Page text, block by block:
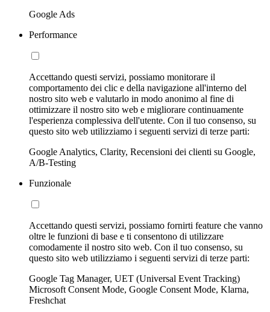
Google Ads
Performance
Accettando questi servizi, possiamo monitorare il
comportamento dei clic e della navigazione all'interno del
nostro sito web e valutarlo in modo anonimo al fine di
ottimizzare il nostro sito web e migliorare continuamente
l'esperienza complessiva dell'utente. Con il tuo consenso, su
questo sito web utilizziamo i seguenti servizi di terze parti:
Google Analytics, Clarity, Recensioni dei clienti su Google,
A/B-Testing
Funzionale
Accettando questi servizi, possiamo fornirti feature che vanno
oltre le funzioni di base e ti consentono di utilizzare
comodamente il nostro sito web. Con il tuo consenso, su
questo sito web utilizziamo i seguenti servizi di terze parti:
Google Tag Manager, UET (Universal Event Tracking)
Microsoft Consent Mode, Google Consent Mode, Klarna,
Freshchat